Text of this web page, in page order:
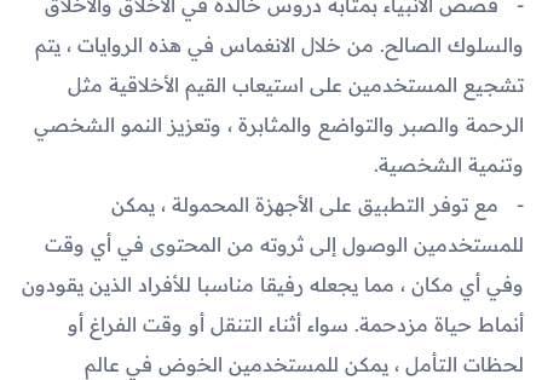
والسلوك الصالح. من خلال الانغماس في هذه الروايات ، يتم
تشجيع المستخدمين على استيعاب القيم الأخلاقية مثل
الرحمة والصبر والتواضع والمثابرة ، وتعزيز النمو الشخصي
وتنمية الشخصية.
مع توفر التطبيق على الأجهزة المحمولة ، يمكن
للمستخدمين الوصول إلى ثروته من المحتوى في أي وقت
وفي أي مكان ، مما يجعله رفيقا مناسبا للأفراد الذين يقودون
أنماط حياة مزدحمة. سواء أثناء التنقل أو وقت الفراغ أو
لحظات التأمل ، يمكن للمستخدمين الخوض في عالم